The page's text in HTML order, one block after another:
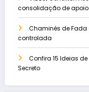
consolidação de
Chaminés de
controlada
Confira 15 Ideias
Secreto